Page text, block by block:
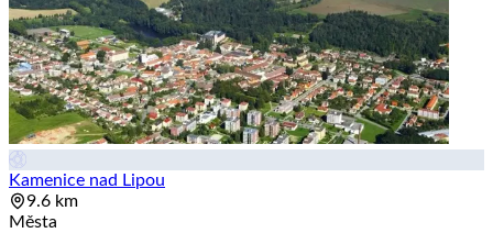
Kamenice nad Lipou
9.6 km
Města